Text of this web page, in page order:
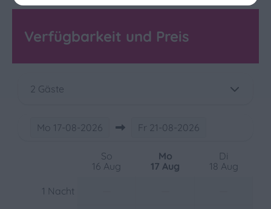
Freistehend
In einem Ferienort
Außenbereich
Terrasse: Nicht abgedeckt
Veranda
Verfügbarkeit und Preis
2 Gäste
Mo 17-08-2026 Fr 21-08-2026
So
16 Aug
Mo
17 Aug
Di
18 Aug
1 Nacht